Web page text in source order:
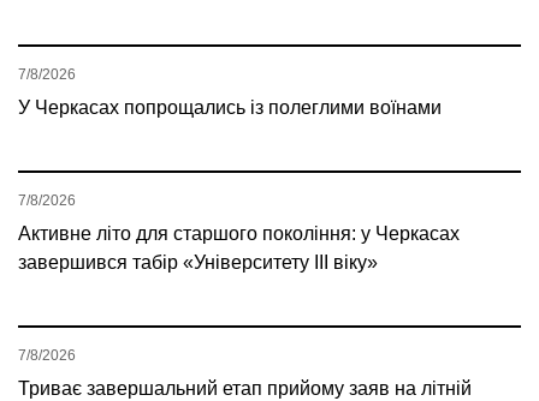
У Черкасах попрощались із полеглими воїнами
7/8/2026
Активне літо для старшого покоління: у Черкасах
завершився табір «Університету ІІІ віку»
7/8/2026
Триває завершальний етап прийому заяв на літній
7/8/2026